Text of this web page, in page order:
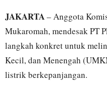
JAKARTA– Anggota
Mukaromah, mendesak PT
langkah konkret untuk
Kecil, dan Menengah
listrik berkepanjangan.